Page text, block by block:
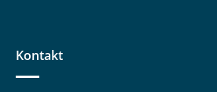
Kontakt